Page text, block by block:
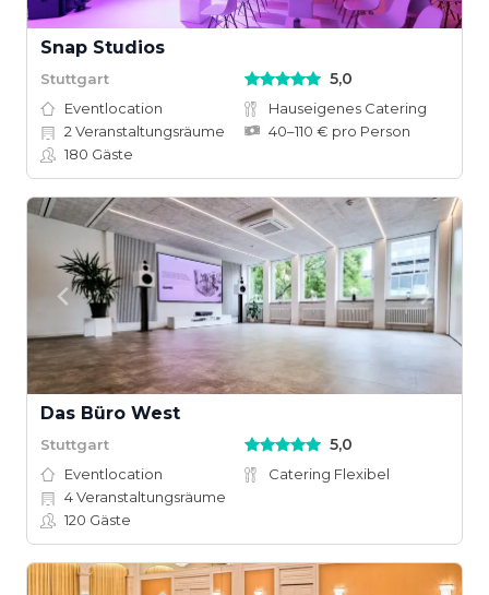
Snap Studios
Stuttgart 5,0
Eventlocation
Hauseigenes Catering
2 Veranstaltungsräume
40–110 € pro Person
180 Gäste
Das Büro West
Stuttgart 5,0
Eventlocation
Catering Flexibel
4Veranstaltungsräume
120 Gäste